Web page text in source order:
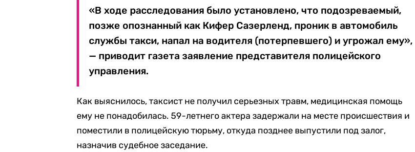
«В ходе расследования было установлено, что подозреваемый,
позже опознанный как Кифер Сазерленд, проник в автомобиль
службы такси, напал на водителя (потерпевшего) и угрожал ему»,
— приводит газета заявление представителя полицейского
управления.
Как выяснилось, таксист не получил серьезных травм, медицинская помощь
ему не понадобилась. 59-летнего актера задержали на месте происшествия и
поместили в полицейскую тюрьму, откуда позднее выпустили под залог,
назначив судебное заседание.